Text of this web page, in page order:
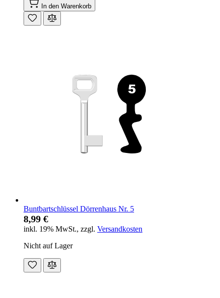
In den Warenkorb
Buntbartschlüssel Dörrenhaus Nr. 5
8,99 €
inkl. 19% MwSt., zzgl. Versandkosten
Nicht auf Lager